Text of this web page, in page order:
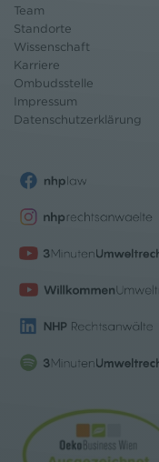
Team
Standorte
Wissenschaft
Karriere
Ombudsstelle
Impressum
Datenschutzerklärung